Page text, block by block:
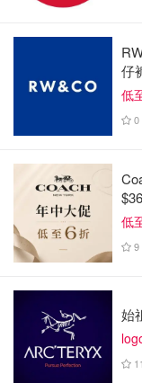
乎任何风格和预算
预制百叶窗每
标准尺寸的窗
格为500 -
仔
低
0
低
9
始